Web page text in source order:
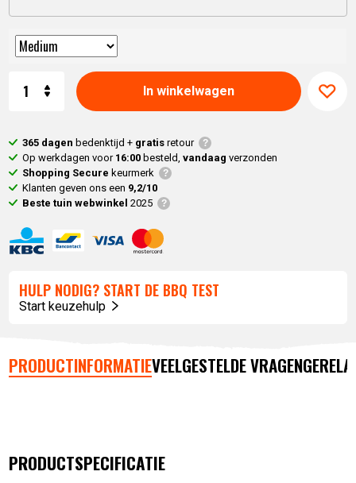
In winkelwagen
365 dagen bedenktijd + gratisretour
Op werkdagen voor 16:00 besteld,vandaag verzonden
Shopping Secure keurmerk
Klanten geven ons een 9,2/10
Beste tuin webwinkel 2025
HULP NODIG? START DE BBQ TEST
Start keuzehulp
PRODUCTINFORMATIEVEELGESTELDE VRAGEN
PRODUCTSPECIFICATIE